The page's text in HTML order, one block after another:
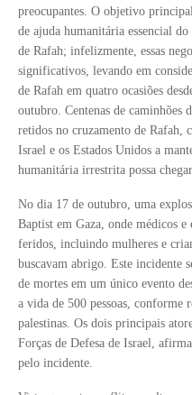
preocupantes. O objetivo
de ajuda humanitária essencial
de Rafah; infelizmente, essas
significativos, levando em
de Rafah em quatro ocasiões
outubro. Centenas de caminhões
retidos no cruzamento de Rafah,
Israel e os Estados Unidos a
humanitária irrestrita possa
No dia 17 de outubro, uma
Baptist em Gaza, onde médicos
feridos, incluindo mulheres e
buscavam abrigo. Este incidente
de mortes em um único evento
a vida de 500 pessoas, conforme
palestinas. Os dois principais
Forças de Defesa de Israel,
pelo incidente.